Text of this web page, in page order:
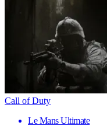
Call of Duty
Le Mans Ultimate